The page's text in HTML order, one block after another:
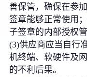
善保管，确保在参
签章能够正常使用
子签章的内部授权
(3)供应商应当自行
机终端、软硬件及
的不利后果。